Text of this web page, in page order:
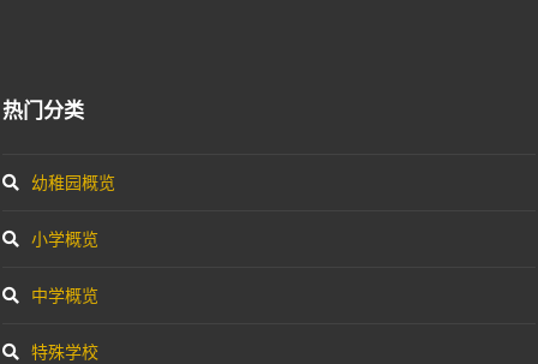
热门分类
幼稚园概览
小学概览
中学概览
特殊学校